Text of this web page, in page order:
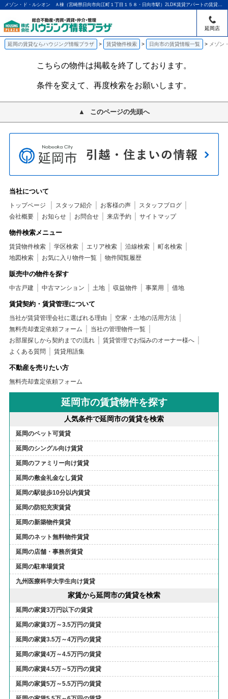
メゾン・ド・ルシオン Ａ棟（宮崎県日向市向江町１丁目１５８・日向市駅）2LDK賃貸アパートの賃貸物件情報｜アパマンショップ延岡店｜ハウジング情報プラザ
延岡店
延岡の賃貸ならハウジング情報プラザ 賃貸物件検索 日向市の賃貸情報一覧 メゾン
こちらの物件は掲載を終了しております。
条件を変えて、再度検索をお願いします。
このページの先頭へ
当社について
トップページ スタッフ紹介 お客様の声
スタッフブログ
会社概要
お知らせ お問合せ 来店予約 サイトマップ
物件検索メニュー
賃貸物件検索 学区検索 エリア検索 沿線検索
町名検索
地図検索
お気に入り物件一覧 物件閲覧履歴
販売中の物件を探す
中古戸建 中古マンション 土地 収益物件 事業用 借地
賃貸契約・賃貸管理について
当社が賃貸管理会社に選ばれる理由
空家・土地の活用方法
無料売却査定依頼フォーム
当社の管理物件一覧
お部屋探しから契約までの流れ
賃貸管理でお悩みのオーナー様へ
よくある質問
賃貸用語集
不動産を売りたい方
無料売却査定依頼フォーム
延岡市の賃貸物件を探す
人気条件で延岡市の賃貸を検索
延岡のペット可賃貸
延岡のシングル向け賃貸
延岡のファミリー向け賃貸
延岡の敷金礼金なし賃貸
延岡の駅徒歩10分以内賃貸
延岡の防犯充実賃貸
延岡の新築物件賃貸
延岡のネット無料物件賃貸
延岡の店舗・事務所賃貸
延岡の駐車場賃貸
九州医療科学大学生向け賃貸
家賃から延岡市の賃貸を検索
延岡の家賃3万円以下の賃貸
延岡の家賃3万～3.5万円の賃貸
延岡の家賃3.5万～4万円の賃貸
延岡の家賃4万～4.5万円の賃貸
延岡の家賃4.5万～5万円の賃貸
延岡の家賃5万～5.5万円の賃貸